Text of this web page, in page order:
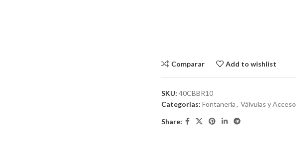
Comparar Add to wishlist
SKU: 40CBBR10
Categorías: Fontanería, Válvulas y
Share: